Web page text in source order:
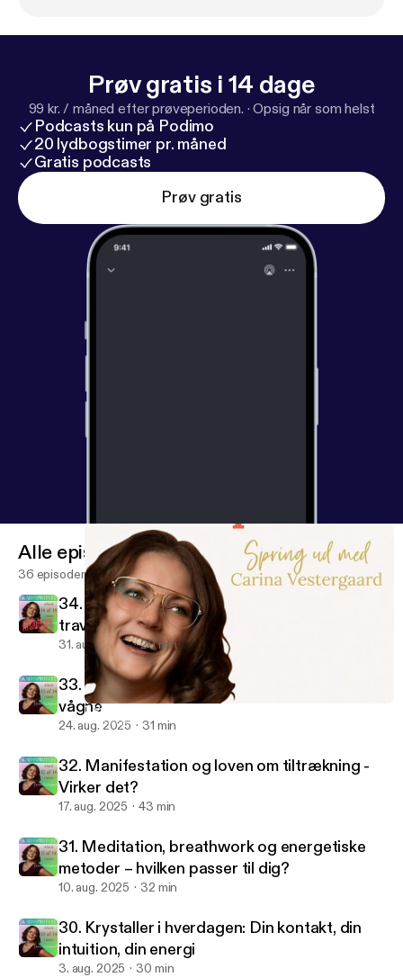
Prøv gratis i 14 dage
99 kr. / måned efter prøveperioden. ·Opsig når som helst
Podcasts kun på Podimo
20 lydbogstimer pr. måned
Gratis podcasts
Prøv gratis
1. Velkommen til Skabsspirituel og Carina Vestergaards Univers
Skabsspirituel
Alle episoder
36 episoder
34. Hvordan integrerer man spiritualitet i en
travl hverdag
31. aug. 2025 20 min
33. Det spirituelle ego - Når vi tror vi er
vågne
24. aug. 2025 31 min
32. Manifestation og loven om tiltrækning -
Virker det?
17. aug. 2025 43 min
31. Meditation, breathwork og energetiske
metoder – hvilken passer til dig?
10. aug. 2025 32 min
30. Krystaller i hverdagen: Din kontakt, din
intuition, din energi
3. aug. 2025 30 min